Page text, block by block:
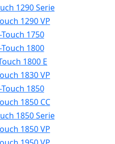
1290 Serie
1290 VP
1750
1800
1800 E
1830 VP
1850
1850 CC
1850 Serie
1850 VP